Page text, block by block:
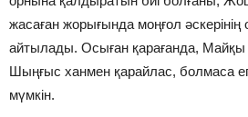
жасаған жорығында моңғол
айтылады. Осыған қарағанда,
Шыңғыс ханмен қарайлас, болмаса
мүмкін.